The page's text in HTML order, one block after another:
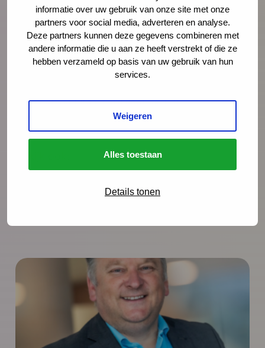
informatie over uw gebruik van onze site met onze
partners voor social media, adverteren en analyse.
Deze partners kunnen deze gegevens combineren met
andere informatie die u aan ze heeft verstrekt of die ze
hebben verzameld op basis van uw gebruik van hun
services.
Weigeren
Alles toestaan
Details tonen
jouw interventie te mailen naarNatascha Hensen
nhensen@ncj.nl .
Criteria:
Het betreft een erkende interventie;
Het wordt uitgevoerd door de JGZ;
Het is mogelijk de interventie landelijk uit te
rollen.
Databank Effectieve Jeugdinterventies NJI